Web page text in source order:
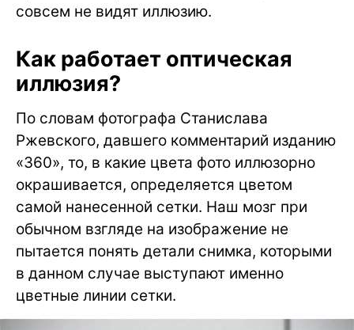
совсем не видят иллюзию.
Как работает оптическая
иллюзия?
По словам фотографа Станислава
Ржевского, давшего комментарий изданию
«360», то, в какие цвета фото иллюзорно
окрашивается, определяется цветом
самой нанесенной сетки. Наш мозг при
обычном взгляде на изображение не
пытается понять детали снимка, которыми
в данном случае выступают именно
цветные линии сетки.